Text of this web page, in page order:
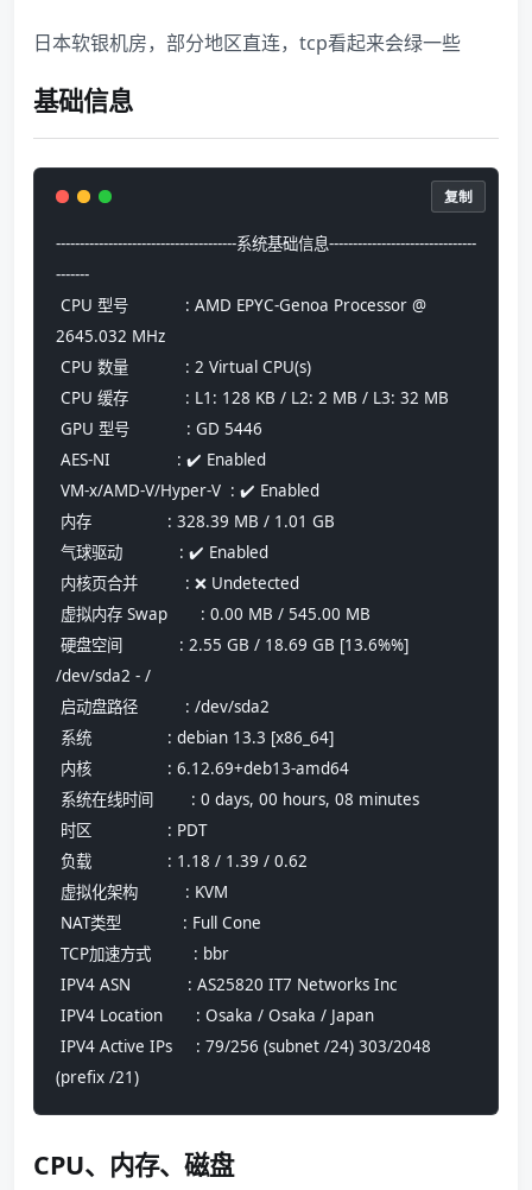
日本软银机房，部分地区直连，tcp看起来会绿一些
基础信息
--------------------------------------系统基础信息-------------------------------
-------
2645.032 MHz
CPU 数量            : 2 Virtual CPU(s)
CPU 缓存            : L1: 128 KB / L2: 2 MB / L3: 32 MB
GPU 型号            : GD 5446
AES-NI              : ✔️ Enabled
VM-x/AMD-V/Hyper-V  : ✔️ Enabled
内存                : 328.39 MB / 1.01 GB
气球驱动            : ✔️ Enabled
内核页合并          : ❌ Undetected
虚拟内存 Swap       : 0.00 MB / 545.00 MB
/dev/sda2 - /
启动盘路径          : /dev/sda2
系统                : debian 13.3 [x86_64]
内核                : 6.12.69+deb13-amd64
系统在线时间        : 0 days, 00 hours, 08 minutes
时区                : PDT
负载                : 1.18 / 1.39 / 0.62
虚拟化架构          : KVM
NAT类型             : Full Cone
TCP加速方式         : bbr
IPV4 ASN            : AS25820 IT7 Networks Inc
IPV4 Location       : Osaka / Osaka / Japan
(prefix /21)
复制
CPU、内存、磁盘